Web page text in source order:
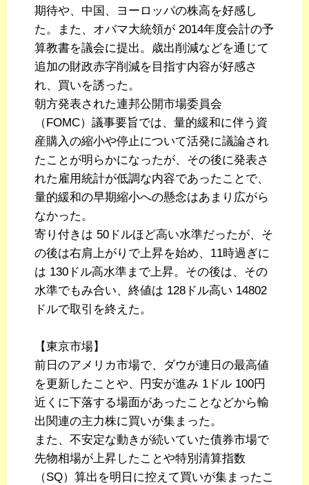
期待や、中国、ヨーロッパの株高を好感し
た。また、オバマ大統領が 2014年度会計の予
算教書を議会に提出。歳出削減などを通じて
追加の財政赤字削減を目指す内容が好感さ
れ、買いを誘った。
朝方発表された連邦公開市場委員会
（FOMC）議事要旨では、量的緩和に伴う資
産購入の縮小や停止について活発に議論され
たことが明らかになったが、その後に発表さ
れた雇用統計が低調な内容であったことで、
量的緩和の早期縮小への懸念はあまり広がら
なかった。
寄り付きは 50ドルほど高い水準だったが、そ
の後は右肩上がりで上昇を始め、11時過ぎに
は 130ドル高水準まで上昇。その後は、その
水準でもみ合い、終値は 128ドル高い 14802
ドルで取引を終えた。
【東京市場】
前日のアメリカ市場で、ダウが連日の最高値
を更新したことや、円安が進み 1ドル 100円
近くに下落する場面があったことなどから輸
出関連の主力株に買いが集まった。
また、不安定な動きが続いていた債券市場で
先物相場が上昇したことや特別清算指数
（SQ）算出を明日に控えて買いが集まったこ